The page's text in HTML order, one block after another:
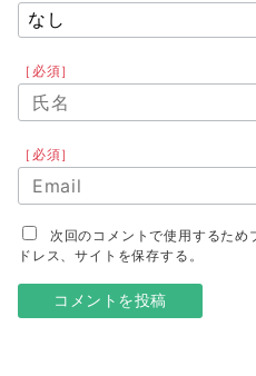
［必須］
［必須］
次回のコメントで使用するた
ドレス、サイトを保存する。